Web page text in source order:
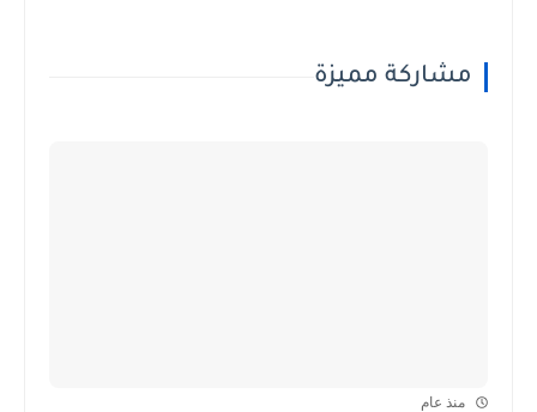
مشاركة مميزة
منذ عام